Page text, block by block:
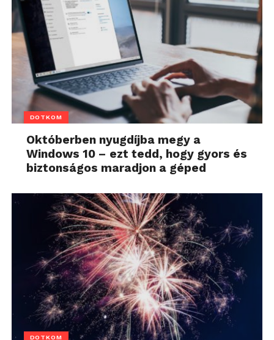
DOTKOM
Októberben nyugdíjba megy a
Windows 10 – ezt tedd, hogy gyors és
biztonságos maradjon a géped
DOTKOM